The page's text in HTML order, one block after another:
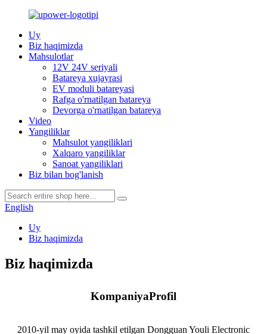
Uy
Biz haqimizda
Mahsulotlar
12V 24V seriyali
Batareya xujayrasi
EV moduli batareyasi
Rafga o'rnatilgan batareya
Devorga o'rnatilgan batareya
Video
Yangiliklar
Mahsulot yangiliklari
Xalqaro yangiliklar
Sanoat yangiliklari
Biz bilan bog'lanish
English
Uy
Biz haqimizda
Biz haqimizda
KompaniyaProfil
2010-yil may oyida tashkil etilgan Dongguan Youli Electronic